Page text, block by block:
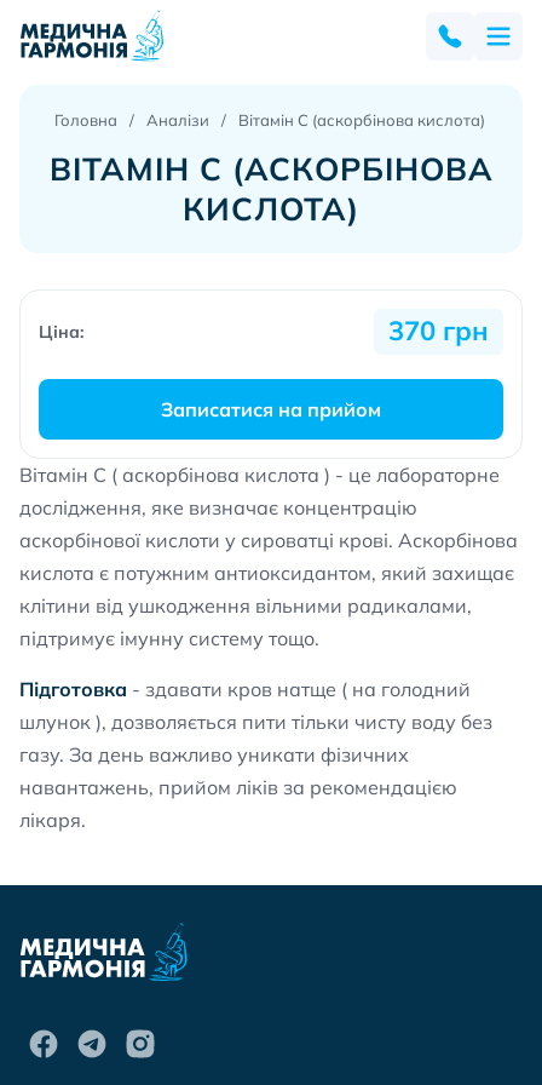
Головна Аналізи Вітамін С (аскорбінова кислота)
ВІТАМІН С (АСКОРБІНОВА
КИСЛОТА)
Вітамін С ( аскорбінова кислота ) - це лабораторне
дослідження, яке визначає концентрацію
аскорбінової кислоти у сироватці крові. Аскорбінова
кислота є потужним антиоксидантом, який захищає
клітини від ушкодження вільними радикалами,
підтримує імунну систему тощо.
Підготовка - здавати кров натще ( на голодний
шлунок ), дозволяється пити тільки чисту воду без
газу. За день важливо уникати фізичних
навантажень, прийом ліків за рекомендацією
лікаря.
Ціна: 370 грн
Записатися на прийом